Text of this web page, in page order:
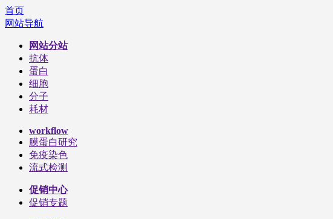
首页
网站导航
网站分站
抗体
蛋白
细胞
分子
耗材
workflow
膜蛋白研究
免疫染色
流式检测
促销中心
促销专题